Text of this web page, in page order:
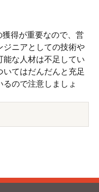
得が重要なので、営
ニアとしての技術や
な人材は不足してい
てはだんだんと充足
ので注意しましょ